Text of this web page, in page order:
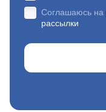
Соглашаюсь на
рассылки